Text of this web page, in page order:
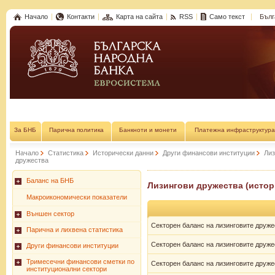
Начало Контакти Карта на сайта RSS Само текст
За БНБ Парична политика Банкноти и монети Платежна инфраструктура
Начало Статистика Исторически данни Други финансови институции
дружества
Баланс на БНБ
Макроикономически показатели
Външен сектор
Парична и лихвена статистика
Други финансови институции
Тримесечни финансови сметки по
институционални сектори
Лизингови дружества
Секторен баланс на лизинговите
Секторен баланс на лизинговите
Секторен баланс на лизинговите